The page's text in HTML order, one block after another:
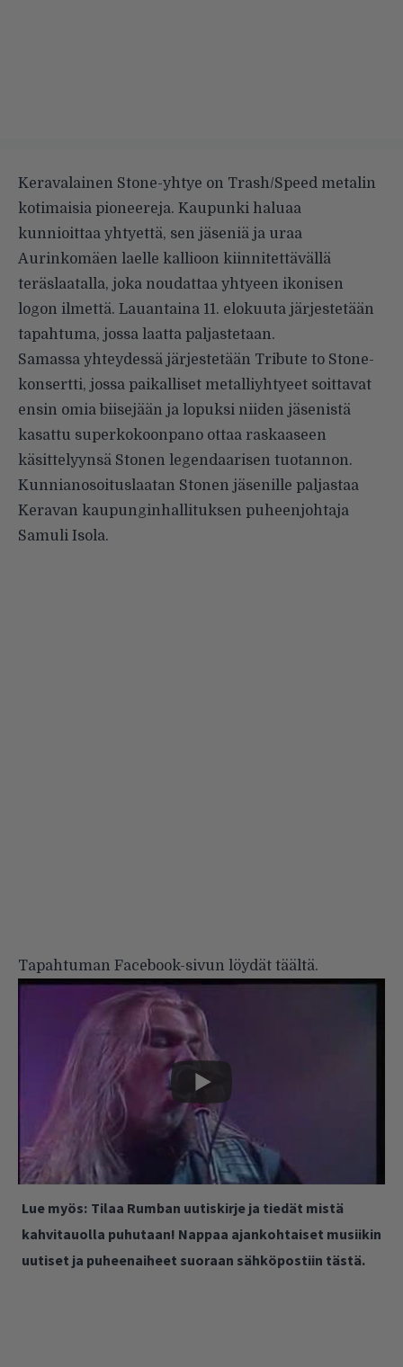
Keravalainen Stone-yhtye on Trash/Speed metalin
kotimaisia pioneereja. Kaupunki haluaa
kunnioittaa yhtyettä, sen jäseniä ja uraa
Aurinkomäen laelle kallioon kiinnitettävällä
teräslaatalla, joka noudattaa yhtyeen ikonisen
logon ilmettä. Lauantaina 11. elokuuta järjestetään
tapahtuma, jossa laatta paljastetaan.
Samassa yhteydessä järjestetään Tribute to Stone-
konsertti, jossa paikalliset metalliyhtyeet soittavat
ensin omia biisejään ja lopuksi niiden jäsenistä
kasattu superkokoonpano ottaa raskaaseen
käsittelyynsä Stonen legendaarisen tuotannon.
Kunnianosoituslaatan Stonen jäsenille paljastaa
Keravan kaupunginhallituksen puheenjohtaja
Samuli Isola.
Tapahtuman Facebook-sivun löydät täältä.
Lue myös: Tilaa Rumban uutiskirje ja tiedät mistä
kahvitauolla puhutaan! Nappaa ajankohtaiset musiikin
uutiset ja puheenaiheet suoraan sähköpostiin tästä.